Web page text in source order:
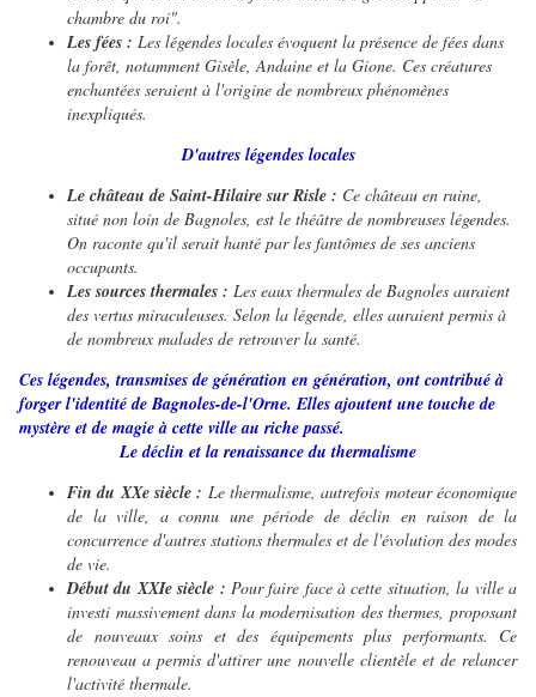
chambre du roi".
Les fées : Les légendes locales évoquent la présence de fées dans
la forêt, notamment Gisèle, Andaine et la Gione. Ces créatures
enchantées seraient à l'origine de nombreux phénomènes
inexpliqués.
D'autres légendes locales
Le château de Saint-Hilaire sur Risle : Ce château en ruine,
situé non loin de Bagnoles, est le théâtre de nombreuses légendes.
On raconte qu'il serait hanté par les fantômes de ses anciens
occupants.
Les sources thermales : Les eaux thermales de Bagnoles auraient
des vertus miraculeuses. Selon la légende, elles auraient permis à
de nombreux malades de retrouver la santé.
Ces légendes, transmises de génération en génération, ont contribué à
forger l'identité de Bagnoles-de-l'Orne. Elles ajoutent une touche de
mystère et de magie à cette ville au riche passé.
Le déclin et la renaissance du thermalisme
Fin du XXe siècle : Le thermalisme, autrefois moteur économique
de la ville, a connu une période de déclin en raison de la
concurrence d'autres stations thermales et de l'évolution des modes
de vie.
Début du XXIe siècle : Pour faire face à cette situation, la ville a
investi massivement dans la modernisation des thermes, proposant
de nouveaux soins et des équipements plus performants. Ce
renouveau a permis d'attirer une nouvelle clientèle et de relancer
l'activité thermale.